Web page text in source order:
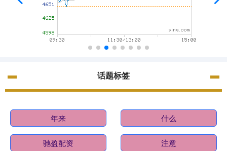
话题标签
年来 什么
驰盈配资 注意